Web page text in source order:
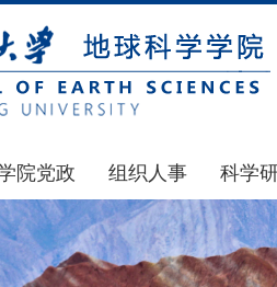
院党政
通知公告
学院发文
组织人事
通知公告
博士后管理
科学
国家
科研